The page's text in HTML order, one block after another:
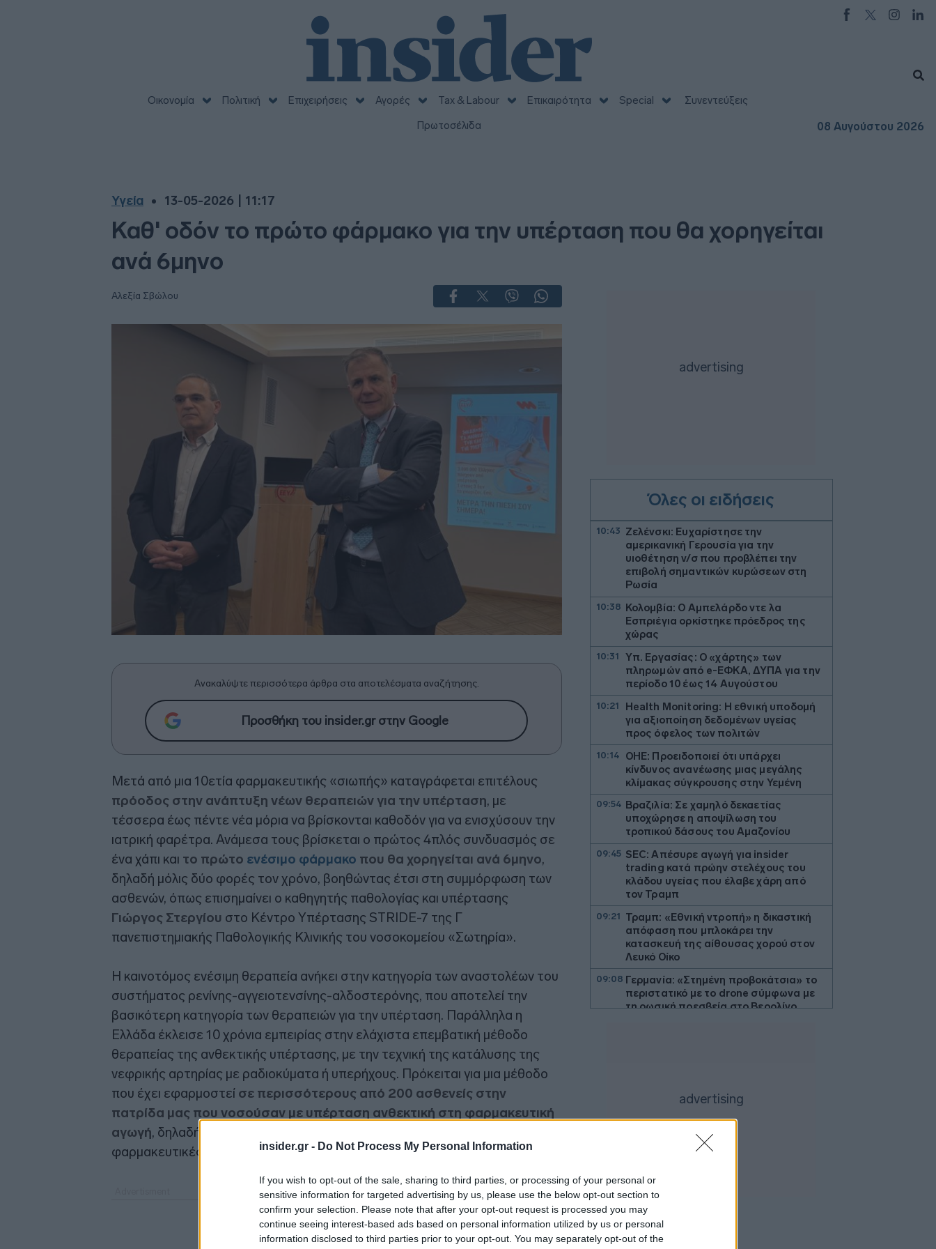
insider.gr - Do Not Process My Personal Information
If you wish to opt-out of the sale, sharing to third parties, or processing of your personal or
sensitive information for targeted advertising by us, please use the below opt-out section to
confirm your selection. Please note that after your opt-out request is processed you may
continue seeing interest-based ads based on personal information utilized by us or personal
information disclosed to third parties prior to your opt-out. You may separately opt-out of the
Οικονομία Πολιτική Επιχειρήσεις Αγορές Tax & Labour Επικαιρότητα Special
Συνεντεύξεις
Πρωτοσέλιδα
08 Αυγούστου 2026
Υγεία 13-05-2026 | 11:17
Καθ' οδόν το πρώτο φάρμακο για την υπέρταση που θα χορηγείται
ανά 6μηνο
Αλεξία Σβώλου
Ανακαλύψτε περισσότερα άρθρα στα αποτελέσματα αναζήτησης.
Προσθήκη του insider.gr στην Google
Μετά από μια 10ετία φαρμακευτικής «σιωπής» καταγράφεται επιτέλους
πρόοδος στην ανάπτυξη νέων θεραπειών για την υπέρταση, με
τέσσερα έως πέντε νέα μόρια να βρίσκονται καθοδόν για να ενισχύσουν την
ιατρική φαρέτρα. Ανάμεσα τους βρίσκεται ο πρώτος 4πλός συνδυασμός σε
ένα χάπι και το πρώτο ενέσιμο φάρμακο που θα χορηγείται ανά 6μηνο,
δηλαδή μόλις δύο φορές τον χρόνο, βοηθώντας έτσι στη συμμόρφωση των
ασθενών, όπως επισημαίνει ο καθηγητής παθολογίας και υπέρτασης
Γιώργος Στεργίου στο Κέντρο Υπέρτασης STRIDE-7 της Γ
πανεπιστημιακής Παθολογικής Κλινικής του νοσοκομείου «Σωτηρία».
Η καινοτόμος ενέσιμη θεραπεία ανήκει στην κατηγορία των αναστολέων του
συστήματος ρενίνης-αγγειοτενσίνης-αλδοστερόνης, που αποτελεί την
βασικότερη κατηγορία των θεραπειών για την υπέρταση. Παράλληλα η
Ελλάδα έκλεισε 10 χρόνια εμπειρίας στην ελάχιστα επεμβατική μέθοδο
θεραπείας της ανθεκτικής υπέρτασης, με την τεχνική της κατάλυσης της
νεφρικής αρτηρίας με ραδιοκύματα ή υπερήχους. Πρόκειται για μια μέθοδο
που έχει εφαρμοστεί σε περισσότερους από 200 ασθενείς στην
πατρίδα μας που νοσούσαν με υπέρταση ανθεκτική στη φαρμακευτική
αγωγή, δηλαδή με υπέρταση που δεν ρυθμίζονταν με τρεις διαφορετικές
φαρμακευτικές ουσίες.
Όλες οι ειδήσεις
10:43 Ζελένσκι: Ευχαρίστησε την
αμερικανική Γερουσία για την
υιοθέτηση ν/σ που προβλέπει την
επιβολή σημαντικών κυρώσεων στη
Ρωσία
10:38 Κολομβία: Ο Αμπελάρδο ντε λα
Εσπριέγια ορκίστηκε πρόεδρος της
χώρας
10:31
Υπ. Εργασίας: Ο «χάρτης» των
πληρωμών από e-ΕΦΚΑ, ΔΥΠΑ για την
περίοδο 10 έως 14 Αυγούστου
10:21
Health Monitoring: Η εθνική υποδομή
για αξιοποίηση δεδομένων υγείας
προς όφελος των πολιτών
10:14
ΟΗΕ: Προειδοποιεί ότι υπάρχει
κίνδυνος ανανέωσης μιας μεγάλης
κλίμακας σύγκρουσης στην Υεμένη
09:54 Βραζιλία: Σε χαμηλό δεκαετίας
υποχώρησε η αποψίλωση του
τροπικού δάσους του Αμαζονίου
09:45 SEC: Απέσυρε αγωγή για insider
trading κατά πρώην στελέχους του
κλάδου υγείας που έλαβε χάρη από
τον Τραμπ
09:21 Τραμπ: «Εθνική ντροπή» η δικαστική
απόφαση που μπλοκάρει την
κατασκευή της αίθουσας χορού στον
Λευκό Οίκο
09:08 Γερμανία: «Στημένη προβοκάτσια» το
περιστατικό με το drone σύμφωνα με
τη ρωσική πρεσβεία στο Βερολίνο
«προίκα» 2 δισ. ευρώ ανοίγει δρόμο για
δάνεια έως 5 δισ. σε μικρομεσαίες
δολάρια στη Lancium, την εταιρεία
ανάπτυξης του κέντρου δεδομένων
5 γραφικά ψαροχώρια της Ελλάδας
08:25 ΟΣΔΕ: Ευρωπαϊκή έγκριση, εγχώριο
στρες τεστ